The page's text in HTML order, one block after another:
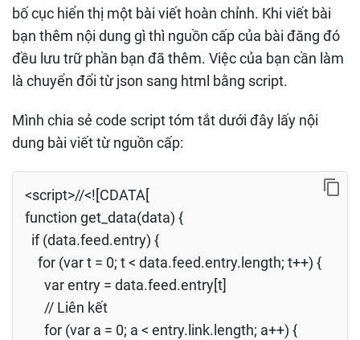
bố cục hiển thị một bài viết hoàn chỉnh. Khi viết bài
bạn thêm nội dung gì thì nguồn cấp của bài đăng đó
đều lưu trữ phần bạn đã thêm. Việc của bạn cần làm
là chuyển đổi từ json sang html bằng script.
Mình chia sẻ code script tóm tắt dưới đây lấy nội
dung bài viết từ nguồn cấp:
<script>//<![CDATA[
function get_data(data) {
if (data.feed.entry) {
for (var t = 0; t < data.feed.entry.length; t++) {
var entry = data.feed.entry[t]
// Liên kết
for (var a = 0; a < entry.link.length; a++) {